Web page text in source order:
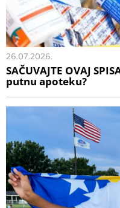
26.07.2026.
SAČUVAJTE OVAJ
putnu apoteku?